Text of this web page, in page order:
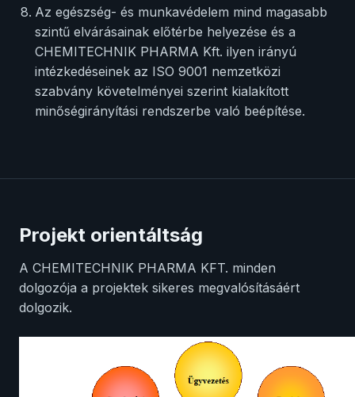
Az egészség- és munkavédelem mind magasabb
szintű elvárásainak előtérbe helyezése és a
CHEMITECHNIK PHARMA Kft. ilyen irányú
intézkedéseinek az ISO 9001 nemzetközi
szabvány követelményei szerint kialakított
minőségirányítási rendszerbe való beépítése.
Projekt orientáltság
A CHEMITECHNIK PHARMA KFT. minden
dolgozója a projektek sikeres megvalósításáért
dolgozik.